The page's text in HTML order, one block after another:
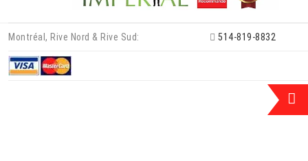
content
Montréal, Rive Nord & Rive Sud: 514-819-8832